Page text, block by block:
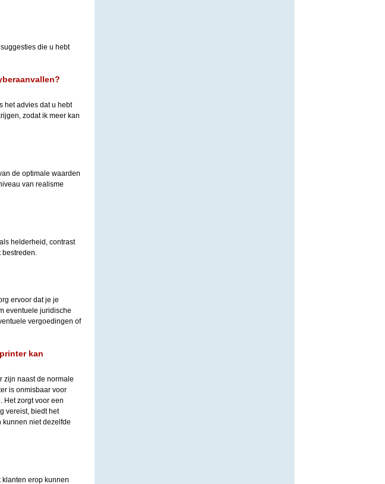
die u hebt
het advies dat u hebt
zodat ik meer kan
de optimale waarden
van realisme
helderheid, contrast
bestreden.
ervoor dat je je
eventuele juridische
vergoedingen of
kan
zijn naast de normale
is onmisbaar voor
Het zorgt voor een
vereist, biedt het
niet dezelfde
erop kunnen